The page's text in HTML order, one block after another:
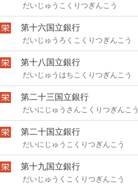
だいじゅうこくりつぎんこう
第十六国立銀行
だいじゅうろくこくりつぎんこう
第十八国立銀行
だいじゅうはちこくりつぎんこう
第二十三国立銀行
だいにじゅうさんこくりつぎんこう
第二十国立銀行
だいにじゅうこくりつぎんこう
第十九国立銀行
だいじゅうくこくりつぎんこう